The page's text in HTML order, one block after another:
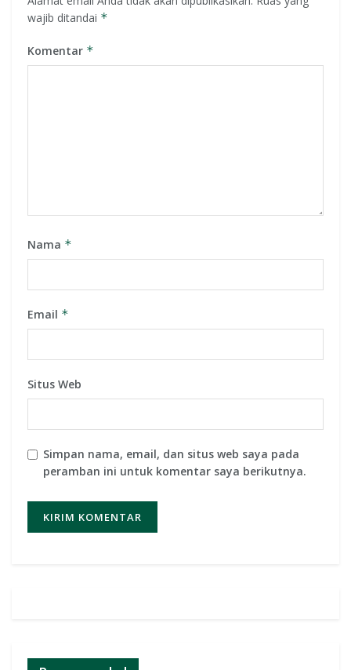
wajib ditandai *
Komentar *
Nama *
Email *
Situs Web
Simpan nama, email, dan situs web saya pada
peramban ini untuk komentar saya berikutnya.